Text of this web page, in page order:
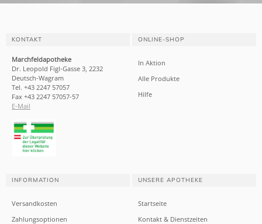
KONTAKT
Marchfeldapotheke
Dr. Leopold Figl-Gasse 3, 2232
Deutsch-Wagram
Tel. +43 2247 57057
Fax +43 2247 57057-57
E-Mail
ONLINE-SHOP
In Aktion
Alle Produkte
Hilfe
INFORMATION
Versandkosten
Zahlungsoptionen
UNSERE APOTHEKE
Startseite
Kontakt & Dienstzeiten